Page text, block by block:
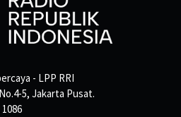
- LPP RRI
5, Jakarta Pusat.